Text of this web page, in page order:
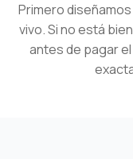
Primero
vivo. Si no está
antes de pagar